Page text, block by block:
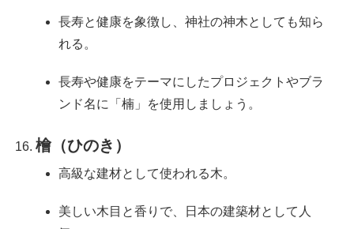
長寿と健康を象徴し、神社の神木としても知ら
れる。
長寿や健康をテーマにしたプロジェクトやブラ
ンド名に「楠」を使用しましょう。
檜（ひのき）
高級な建材として使われる木。
美しい木目と香りで、日本の建築材として人